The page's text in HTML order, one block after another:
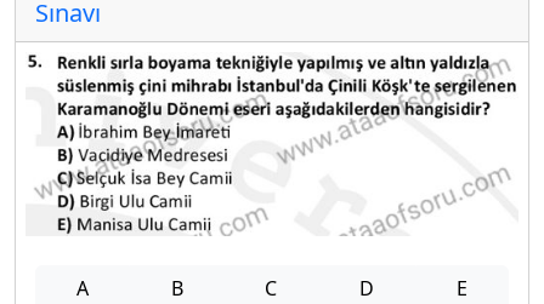
Sınavı
A B C D E